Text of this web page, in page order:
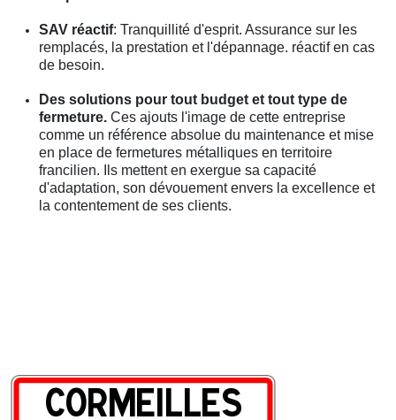
SAV réactif: Tranquillité d'esprit. Assurance sur les
remplacés, la prestation et l'dépannage. réactif en cas
de besoin.
Des solutions pour tout budget et tout type de
fermeture. Ces ajouts l'image de cette entreprise
comme un référence absolue du maintenance et mise
en place de fermetures métalliques en territoire
francilien. Ils mettent en exergue sa capacité
d'adaptation, son dévouement envers la excellence et
la contentement de ses clients.